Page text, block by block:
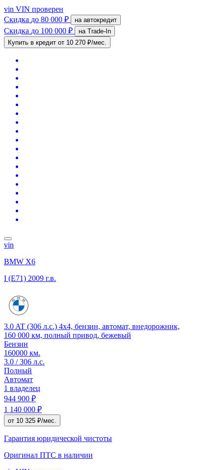
vin VIN проверен
Скидка до 80 000 ₽ на автокредит
Скидка до 100 000 ₽
на Trade-In
Купить в кредит от 10 270 ₽/мес.
vin
BMW X6
I (E71) 2009 г.в.
3.0 AT (306 л.с.) 4x4, бензин, автомат, внедорожник,
160 000 км, полный привод, бежевый
Бензин
160000 км.
3.0 / 306 л.с.
Полный
Автомат
1 владелец
944 900 ₽
1 140 000 ₽
от 10 325 ₽/мес.
Гарантия юридической чистоты
Оригинал ПТС в наличии